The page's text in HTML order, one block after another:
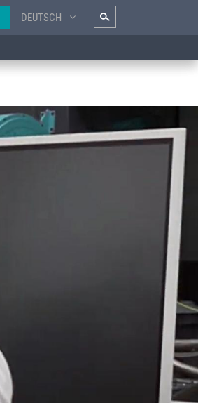
DEUTSCH